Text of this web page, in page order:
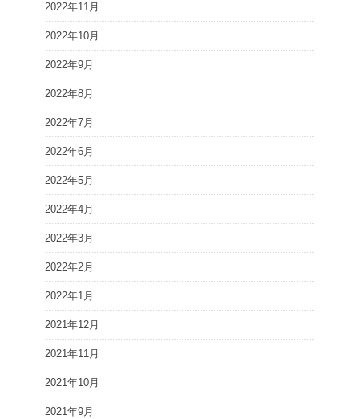
2022年11月
2022年10月
2022年9月
2022年8月
2022年7月
2022年6月
2022年5月
2022年4月
2022年3月
2022年2月
2022年1月
2021年12月
2021年11月
2021年10月
2021年9月